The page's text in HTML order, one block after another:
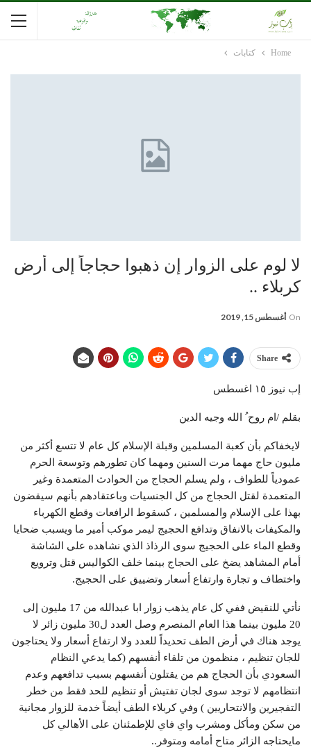
Home كتابات
لا لوم على الزوار إن ذهبوا حجاجاً إلى أرض
كربلاء ..
On أغسطس 15, 2019
Share
إب نيوز ١٥ اغسطس
بقلم /ام روح ُ الله وجيه الدين
لايخفاكم بأن كعبة المسلمين وقبلة الإسلام كل عام لا تتسع أكثر من
مليون حاج مهما مرت السنين ومهما كان تطورهم وتوسعة الحرم
عمودياً للطواف ، ولم يسلم الحجاج من الحوادث المتعمدة وغير
المتعمدة لقتل الحجاج من كل الجنسيات وباعتقادهم بأنهم سيقضون
بهذا على الإسلام والمسلمين ، كسقوط الرافعات وقطع الكهرباء
والمكيفات بالانفاق وتدافع الحجيج ليمر موكب أمير ما ويسبب ضحايا
وقطع الماء على الحجيج سوى الرذاذ الذي نشاهده على الشاشة
أمام المشاهد يضخ على الحجاج بينما خلف الكواليس قتل وترويع
واختطاف و تجارة وارتفاع أسعار وتضييق على الحجيج.
نأتي للنقيض ففي كل عام يذهب زوار ابا عبدالله من 17 مليون إلى
20 مليون بينما هذا العام المنصرم وصل العدد ل30 مليون زائر لا
يوجد هناك في أرض الطف تحديداً للعدد ولا ارتفاع أسعار ولا يحتاجون
للجان تنظيم ، منظمون من تلقاء أنفسهم (كما يدعي النظام
السعودي بأن الحجاج هم من يقتلون أنفسهم بسبب تدافعهم وعدم
انتظامهم لا توجد سوى لجان تفتيش أو تنظيم للحد فقط من خطر
التفجيرين والانتحاريين ) وفي كربلاء الطف أيضاً خدمة للزوار مجانية
من سكن ومأكل ومشرب واي فاي للإطمئنان على الأهالي كل
مايحتاجه الزائر متاح أمامه ومتوفر..